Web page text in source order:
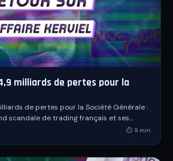
milliards de pertes pour la
de pertes pour la Société Générale :
scandale de trading français et ses
risque.
⏱ 9 min